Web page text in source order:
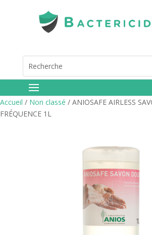
Accueil / Non classé / ANIOSAFE AIRLESS
FRÉQUENCE 1L